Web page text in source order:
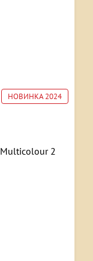
НОВИНКА 2024
Multicolour 2